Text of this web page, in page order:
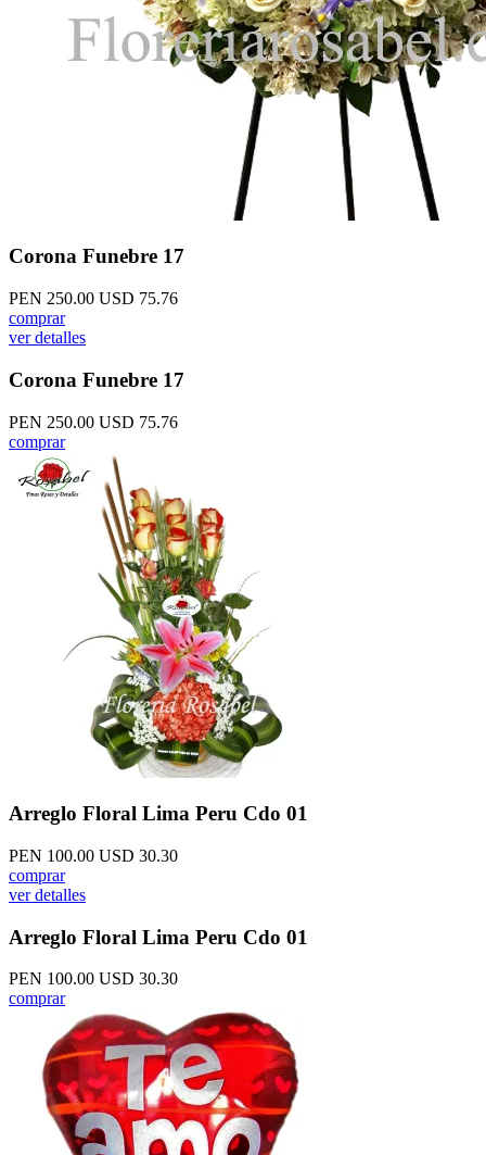
Corona Funebre 17
PEN 250.00 USD 75.76
comprar
ver detalles
Corona Funebre 17
PEN 250.00 USD 75.76
comprar
Arreglo Floral Lima Peru Cdo 01
PEN 100.00 USD 30.30
comprar
ver detalles
Arreglo Floral Lima Peru Cdo 01
PEN 100.00 USD 30.30
comprar